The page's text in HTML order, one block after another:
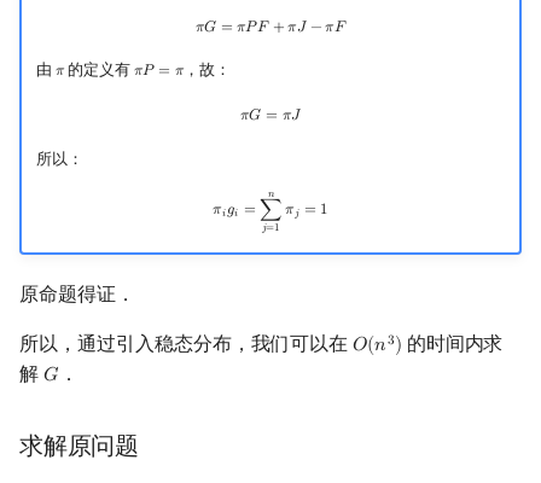
𝜋𝐺 = 𝜋𝑃𝐹 +𝜋𝐽 −𝜋𝐹
πG=πPF + πJ−π
由 𝜋
π的定义有 𝜋𝑃 = 𝜋
πP= π ，故：
𝜋𝐺 = 𝜋𝐽
πG= πJ
所以：
𝜋𝑖𝑔𝑖 =
𝑛
∑
𝑗=1
𝜋𝑗 = 1
∑j=1
原命题得证．
所以，通过引入稳态分布，我们可以在 𝑂(𝑛3)
O(n3) 的时间内求
解 𝐺
G ．
求解原问题